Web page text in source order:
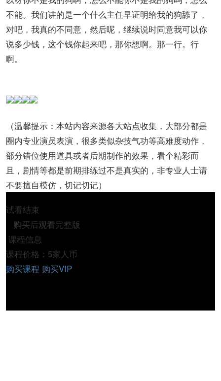
不能。我们讲的是一个什么主任早证明给我的狗舔了，
对吧，我真的不同意，然后呢，继续说时同意我可以你
说多少钱，这个钱你起来吧，那你想啊。那一行。行
啊。
（温馨提示：本站内容来源各大站点收集，大部分都是
圈内专业演员表演，很多类似杂技气功等高难度动作，
部分错位使用道具或者后期制作的效果，看个精彩而
且，剧情等都是前期排练过不是真实的，非专业人士请
不要擅自模仿，切记切记）
试看结束
购买后观看完整版
课程信息
课程价格：5家人币
购买课程 购买VIP